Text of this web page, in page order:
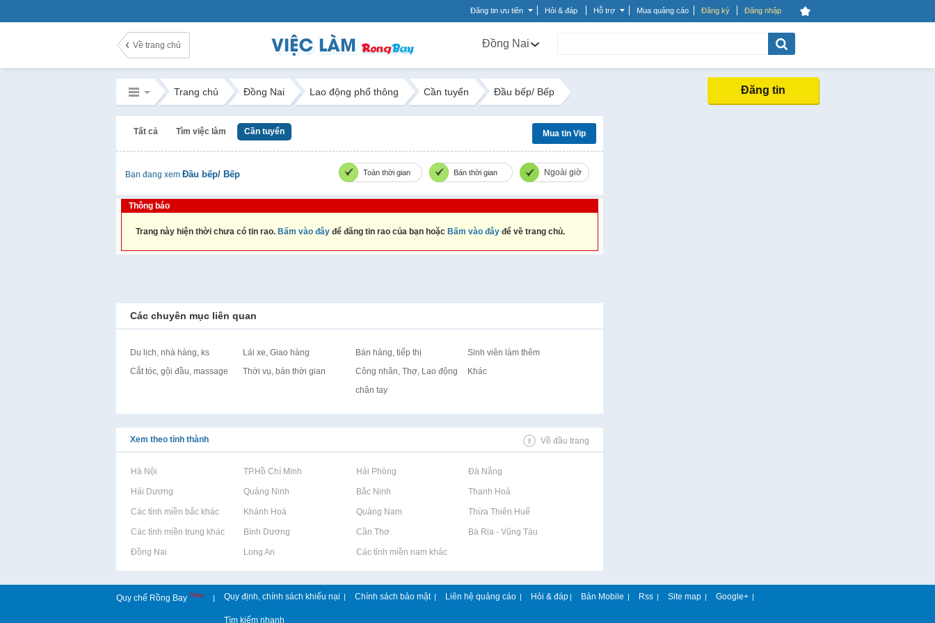
Đăng tin ưu tiên Hỏi & đáp Hỗ trợ Mua quảng cáo Đăng ký Đăng nhập
Về trang chủ Đồng Nai
Trang chủ Đồng Nai Lao động phổ thông Cần tuyển Đầu bếp/ Bếp Đăng tin
Tất cả Tìm việc làm Cần tuyển Mua tin Vip
Bạn đang xem Đầu bếp/ Bếp Toàn thời gian Bán thời gian Ngoài giờ
Thông báo
Trang này hiện thời chưa có tin rao. Bấm vào đây để đăng tin rao của bạn hoặc Bấm vào đây để về trang chủ.
Các chuyên mục liên quan
Du lịch, nhà hàng, ks Lái xe, Giao hàng Bán hàng, tiếp thị
Sinh viên làm thêm
Cắt tóc, gội đầu, massage
Thời vụ, bán thời gian
Công nhân, Thợ, Lao động
chân tay
Khác
Xem theo tỉnh thành Về đầu trang
Rao vặt tại Hà Nội Rao vặt tại TP.Hồ Chí Minh Rao vặt tại Hải Phòng Rao vặt tại Đà Nẵng
Rao vặt tại Hải Dương Rao vặt tại Quảng Ninh Rao vặt tại Bắc Ninh Rao vặt tại Thanh Hoá
Rao vặt tại Các tỉnh miền bắc khácRao vặt tại Khánh Hoà Rao vặt tại Quảng Nam Rao vặt tại Thừa Thiên Huế
Rao vặt tại Các tỉnh miền trung khácRao vặt tại Bình Dương Rao vặt tại Cần Thơ Rao vặt tại Bà Rịa - Vũng Tàu
Rao vặt tại Đồng Nai Rao vặt tại Long An Rao vặt tại Các tỉnh miền nam khác
Quy chế Rồng Bay New | Quy định, chính sách khiếu nại | Chính sách bảo mật | Liên hệ quảng cáo | Hỏi & đáp | Bản Mobile | Rss | Site map | Google+ |
Tìm kiếm nhanh